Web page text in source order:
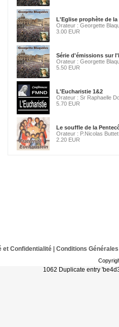
L'Eglise prophète de la
Orateur : Georgette
3.00 EUR
Série d'émissions sur
Orateur : Georgette
5.50 EUR
L'Eucharistie 1&2
Orateur : Sr Raphaelle
5.70 EUR
Le souffle de la
Orateur : P.Nicolas Buttet
2.20 EUR
et Confidentialité| Conditions Générales
1062 Duplicate entry